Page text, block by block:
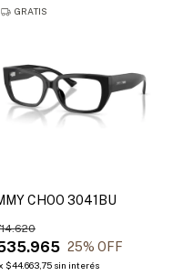
GRATIS
CHOO 3041BU
25% OFF
$44.663,75 sin interés